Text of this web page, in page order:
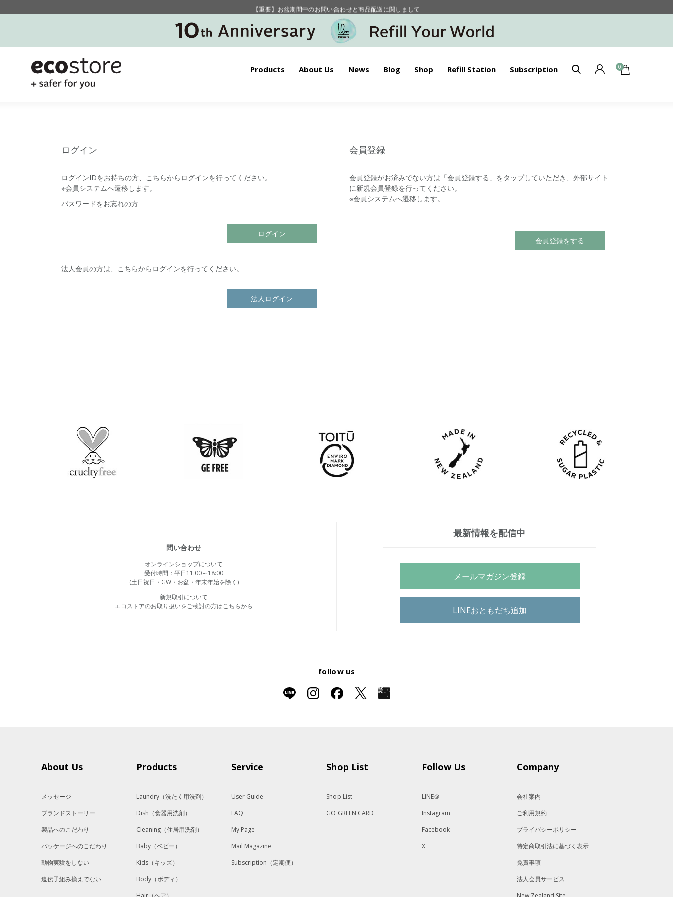
【重要】お盆期間中のお問い合わせと商品配送に関しまして
毎月お得にポイントが貯まる！ “月のポイントアップデー”
Products About Us News Blog Shop Refill Station Subscription 0
ログイン
ログインIDをお持ちの方、こちらからログインを行ってください。
※会員システムへ遷移します。
パスワードをお忘れの方
ログイン
法人会員の方は、こちらからログインを行ってください。
法人ログイン
会員登録
会員登録がお済みでない方は「会員登録する」をタップしていただき、外部サイト
に新規会員登録を行ってください。
※会員システムへ遷移します。
会員登録をする
問い合わせ
オンラインショップについて
受付時間：平日11:00～18:00
(土日祝日・GW・お盆・年末年始を除く)
新規取引について
エコストアのお取り扱いをご検討の方はこちらから
最新情報を配信中
メールマガジン登録
LINEおともだち追加
follow us
About Us
メッセージ
ブランドストーリー
製品へのこだわり
パッケージへのこだわり
動物実験をしない
遺伝子組み換えでない
Products
Laundry （洗たく用洗剤）
Dish （食器用洗剤）
Cleaning （住居用洗剤）
Baby （ベビー）
Kids （キッズ）
Body （ボディ）
Service
User Guide
FAQ
My Page
Mail Magazine
Subscription（定期便）
Shop List
Shop List
GO GREEN CARD
Follow Us
LINE＠
Instagram
Facebook
X
Company
会社案内
ご利用規約
プライバシーポリシー
特定商取引法に基づく表示
免責事項
法人会員サービス